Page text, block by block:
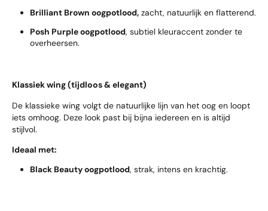
Brilliant Brown oogpotlood, zacht, natuurlijk en flatterend.
Posh Purple oogpotlood, subtiel kleuraccent zonder te
overheersen.
Klassiek wing (tijdloos & elegant)
De klassieke wing volgt de natuurlijke lijn van het oog en loopt
iets omhoog. Deze look past bij bijna iedereen en is altijd
stijlvol.
Ideaal met:
Black Beauty oogpotlood, strak, intens en krachtig.